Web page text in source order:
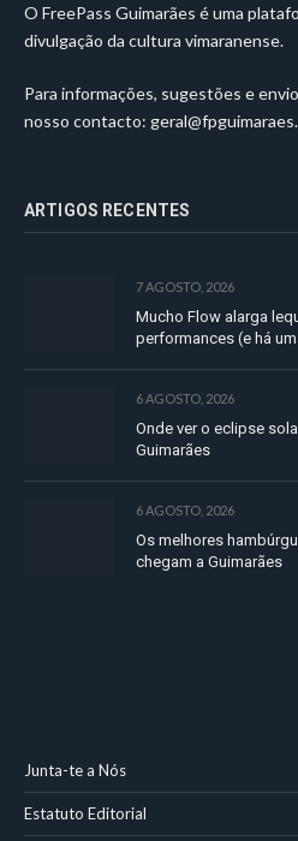
O FreePass Guimarães é uma
divulgação da cultura vimaranense.
Para informações, sugestões e
nosso contacto:
ARTIGOS RECENTES
7 AGOSTO, 2026
Mucho Flow alarga
performances (e há
6 AGOSTO, 2026
Onde ver o eclipse
Guimarães
6 AGOSTO, 2026
Os melhores
chegam a Guimarães
Junta-te a Nós
Estatuto Editorial